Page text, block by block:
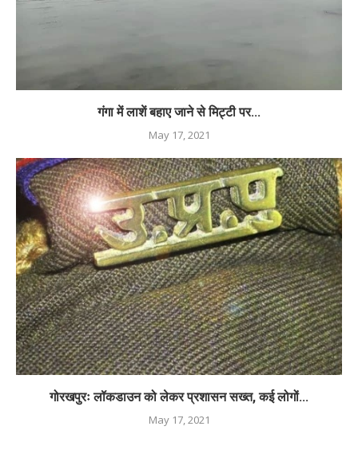
गंगा में लाशें बहाए जाने से मिट्टी पर...
May 17, 2021
गोरखपुरः लॉकडाउन को लेकर प्रशासन सख्त, कई लोगों...
May 17, 2021